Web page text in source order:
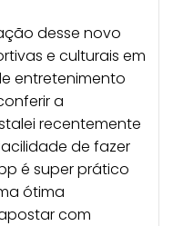
desse novo
e culturais em
entretenimento
a
recentemente
de fazer
é super prático
ótima
com